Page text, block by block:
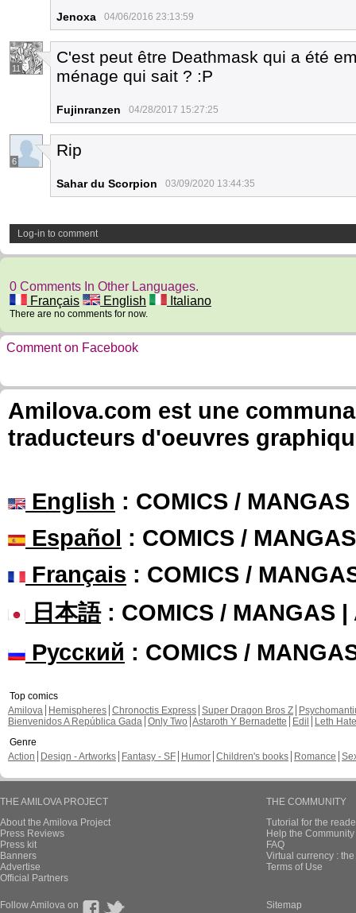
Jenoxa 04/06/2016 23:13:59
11
C'est peut être Deathmask qui a été
ménage qui sait ? :P
Fujinranzen 04/28/2017 15:27:25
6
Rip
Sahar du Scorpion 03/09/2020 13:44:35
Log-in to comment
0 Comments In Other Languages.
Français
English Italiano
There are no comments for now.
Comment on Facebook
Amilova.com est une
traducteurs d'oeuvres
English : COMICS /
Español : COMICS /
Français : COMICS /
日本語: COMICS / MANGAS |
Русский : COMICS /
Top comics
Amilova
Hemispheres Chronoctis Express Super Dragon Bros Z
Bienvenidos A República Gada Only Two Astaroth Y Bernadette Edil
Leth Hate
Genre
Action
Design - Artworks Fantasy - SF Humor Children's books Romance
THE AMILOVA PROJECT
About the Amilova Project
Press Reviews
Press kit
Banners
Advertise
Official Partners
THE COMMUNITY
Tutorial for the
Help the
FAQ
Virtual currency :
Terms of Use
Follow Amilova on Sitemap